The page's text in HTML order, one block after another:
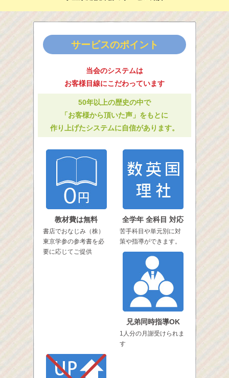
サービスのポイント
当会のシステムは
お客様目線にこだわっています
50年以上の歴史の中で
「お客様から頂いた声」をもとに
作り上げたシステムに自信があります。
教材費は無料
書店でおなじみ（株）
東京学参の参考書を必
要に応じてご提供
全学年 全科目 対応
苦手科目や単元別に対
策や指導ができます。
兄弟同時指導OK
1人分の月謝受けられま
す